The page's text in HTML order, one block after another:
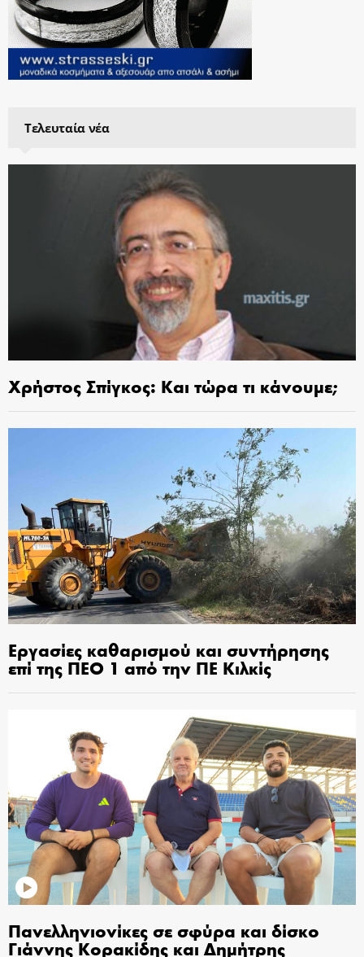
Τελευταία νέα
Χρήστος Σπίγκος: Και τώρα τι κάνουμε;
Εργασίες καθαρισμού και συντήρησης
επί της ΠΕΟ 1 από την ΠΕ Κιλκίς
Πανελληνιονίκες σε σφύρα και δίσκο
Γιάννης Κορακίδης και Δημήτρης